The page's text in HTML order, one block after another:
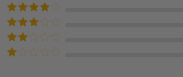
Valutato5
su 5
Valutato4
su 5
Valutato
3 su 5
Valutato